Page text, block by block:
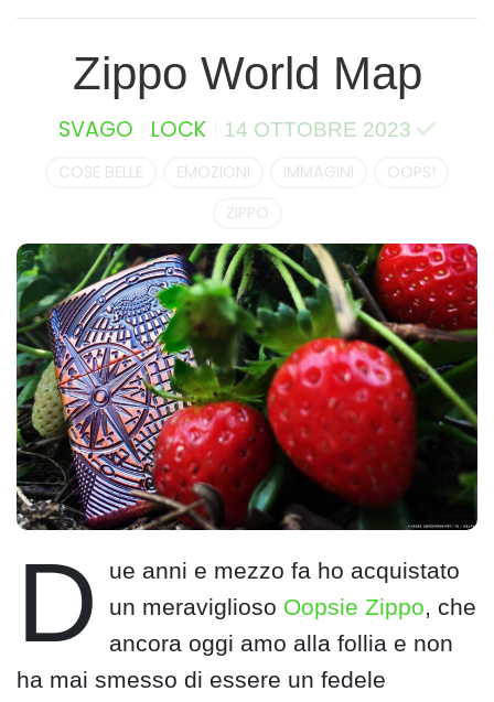
Zippo World Map
SVAGO LOCK 14 OTTOBRE 2023
COSE BELLE EMOZIONI IMMAGINI
OOPS!
ZIPPO
D
ue anni e mezzo fa ho acquistato
un meraviglioso Oopsie Zippo, che
ancora oggi amo alla follia e non
ha mai smesso di essere un fedele